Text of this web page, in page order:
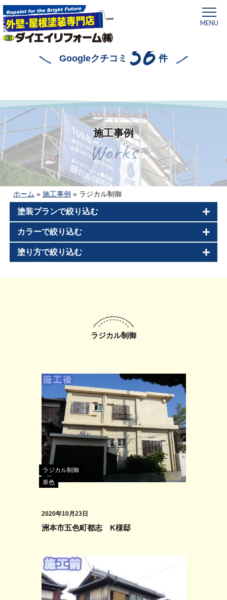
MENU
Googleクチコミ 56 件
ホーム » 施工事例 » ラジカル制御
施工事例
Works
塗装プランで絞り込む
カラーで絞り込む
塗り方で絞り込む
ラジカル制御
ラジカル制御
単色
2020年10月23日
洲本市五色町都志 K様邸